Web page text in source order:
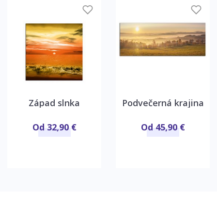
Západ slnka
Od 32,90 €
Podvečerná krajina
Od 45,90 €